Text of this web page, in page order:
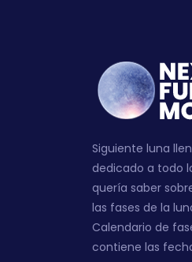
Siguiente luna
dedicado a todo
quería saber
las fases de la
Calendario de
contiene las